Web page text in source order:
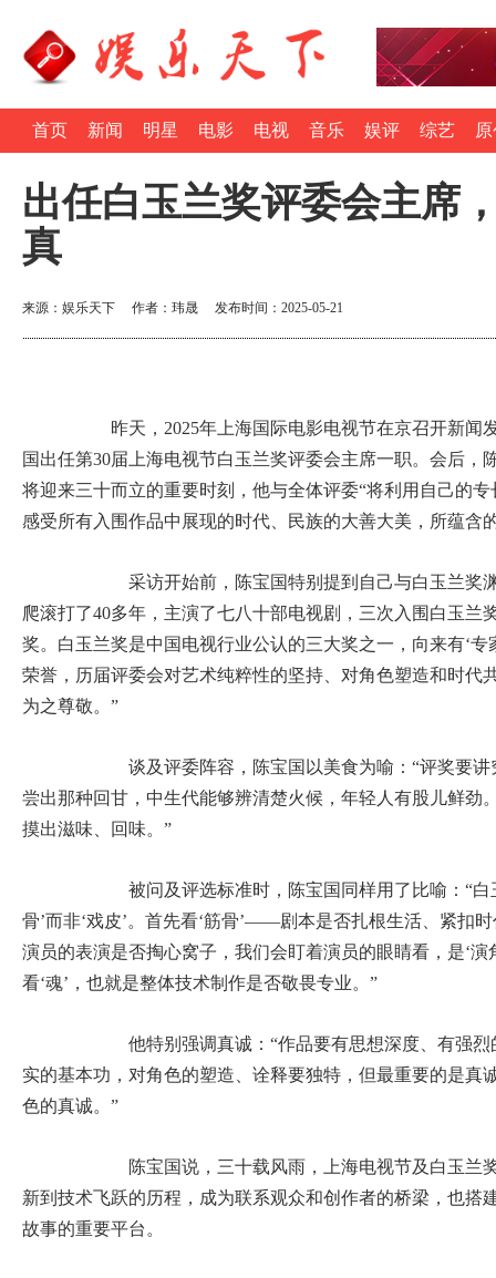
首页 新闻 明星 电影 电视 音乐 娱评 综艺
出任白玉兰奖评委会主席
真
来源：娱乐天下 作者：玮晟 发布时间：2025-05-21
昨天，2025年上海国际电影电视节在京召开新闻发
国出任第30届上海电视节白玉兰奖评委会主席一职。会后，
将迎来三十而立的重要时刻，他与全体评委“将利用自己的
感受所有入围作品中展现的时代、民族的大善大美，所蕴含
采访开始前，陈宝国特别提到自己与白玉兰奖渊
爬滚打了40多年，主演了七八十部电视剧，三次入围白玉兰
奖。白玉兰奖是中国电视行业公认的三大奖之一，向来有‘专
荣誉，历届评委会对艺术纯粹性的坚持、对角色塑造和时代
为之尊敬。”
谈及评委阵容，陈宝国以美食为喻：“评奖要讲
尝出那种回甘，中生代能够辨清楚火候，年轻人有股儿鲜劲
摸出滋味、回味。”
被问及评选标准时，陈宝国同样用了比喻：“白玉
骨’而非‘戏皮’。首先看‘筋骨’——剧本是否扎根生活、紧扣
演员的表演是否掏心窝子，我们会盯着演员的眼睛看，是‘演
看‘魂’，也就是整体技术制作是否敬畏专业。”
他特别强调真诚：“作品要有思想深度、有强烈
实的基本功，对角色的塑造、诠释要独特，但最重要的是
色的真诚。”
陈宝国说，三十载风雨，上海电视节及白玉兰奖
新到技术飞跃的历程，成为联系观众和创作者的桥梁，也搭
故事的重要平台。